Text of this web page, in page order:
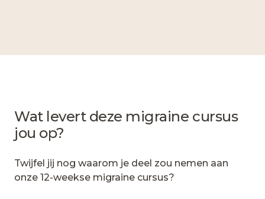
Wat levert deze migraine cursus
jou op?
Twijfel jij nog waarom je deel zou nemen aan
onze 12-weekse migraine cursus?